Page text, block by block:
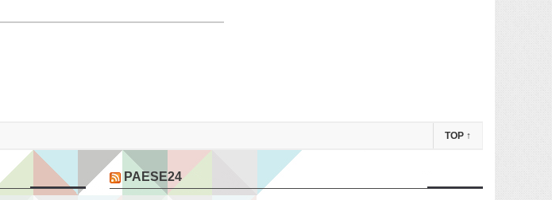
TOP ↑
PAESE24